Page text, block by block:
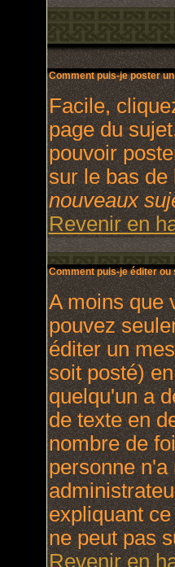
Comment puis-je poster
Facile,
page du
pouvoir
sur le bas
nouveaux
Revenir en
Comment puis-je éditer
A moins que
pouvez
éditer un
soit posté)
quelqu'un a
de texte en
nombre de
personne n'a
expliquant
ne peut pas
Revenir en